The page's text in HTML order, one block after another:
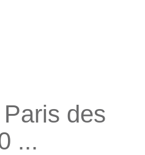
des
...